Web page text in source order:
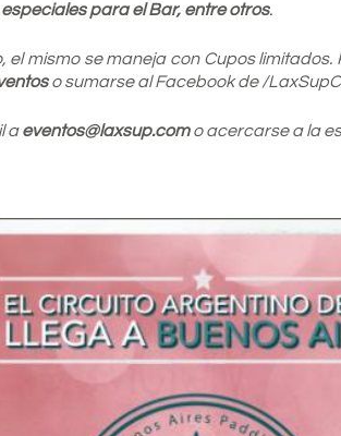
para el Bar, entre otros.
el mismo se maneja con Cupos
o sumarse al Facebook de /
aeventos@laxsup.como acercarse a la